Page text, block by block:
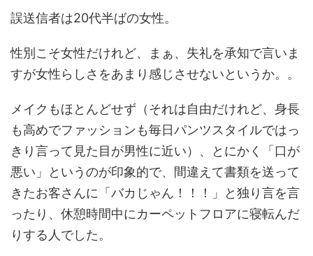
誤送信者は20代半ばの女性。
性別こそ女性だけれど、まぁ、失礼を承知で言いま
すが女性らしさをあまり感じさせないというか。。
メイクもほとんどせず（それは自由だけれど、身長
も高めでファッションも毎日パンツスタイルではっ
きり言って見た目が男性に近い）、とにかく「口が
悪い」というのが印象的で、間違えて書類を送って
きたお客さんに「バカじゃん！！！」と独り言を言
ったり、休憩時間中にカーペットフロアに寝転んだ
りする人でした。